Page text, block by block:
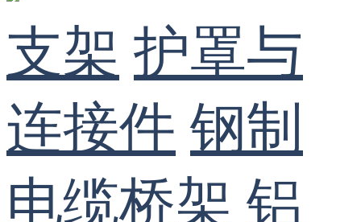
支架 护罩与
连接件 钢制
电缆桥架 铝